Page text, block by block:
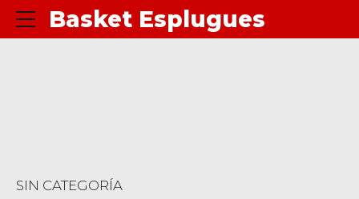
Basket Esplugues
SIN CATEGORÍA